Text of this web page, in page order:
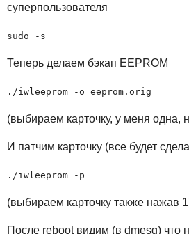
суперпользователя
sudo -s
Теперь делаем бэкап EEPROM
./iwleeprom -o eeprom.orig
(выбираем карточку, у меня одна,
И патчим карточку (все будет
./iwleeprom -p
(выбираем карточку также нажав
После reboot видим (в dmesg) что